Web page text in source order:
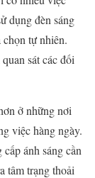
dụng đèn sáng
tự nhiên.
sát các đối
ở những nơi
việc hàng ngày.
ánh sáng cần
tâm trạng thoải